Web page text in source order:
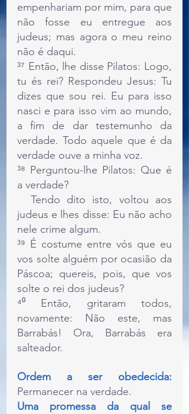
empenhariam por mim, para que
não fosse eu entregue aos
judeus; mas agora o meu reino
não é daqui.
³⁷ Então, lhe disse Pilatos: Logo,
tu és rei? Respondeu Jesus: Tu
dizes que sou rei. Eu para isso
nasci e para isso vim ao mundo,
a fim de dar testemunho da
verdade. Todo aquele que é da
verdade ouve a minha voz.
³⁸ Perguntou-lhe Pilatos: Que é
a verdade?
judeus e lhes disse: Eu não acho
nele crime algum.
³⁹ É costume entre vós que eu
vos solte alguém por ocasião da
Páscoa; quereis, pois, que vos
solte o rei dos judeus?
⁴⁰ Então, gritaram todos,
novamente: Não este, mas
Barrabás! Ora, Barrabás era
salteador.
Permanecer na verdade.
Uma promessa da qual se